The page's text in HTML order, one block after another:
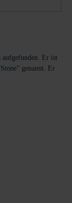
aufgefunden. Er ist
genannt. Er